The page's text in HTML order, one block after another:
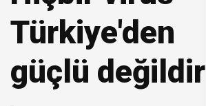
Türkiye'den
güçlü değildir